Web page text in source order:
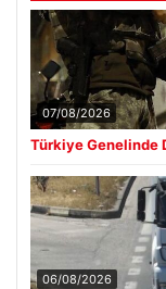
07/08/2026
Türkiye Genelinde
06/08/2026